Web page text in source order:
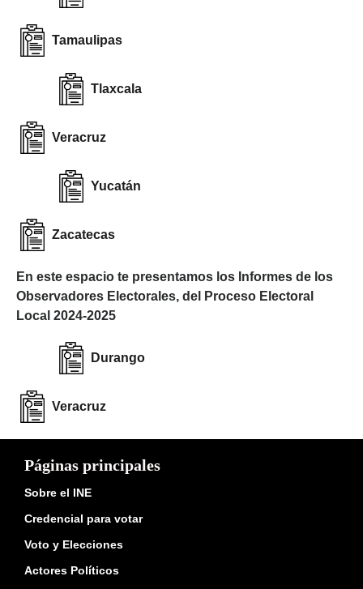
Tamaulipas
Tlaxcala
Veracruz
Yucatán
Zacatecas
En este espacio te presentamos los Informes de los
Observadores Electorales, del Proceso Electoral
Local 2024-2025
Durango
Veracruz
Páginas principales
Sobre el INE
Credencial para votar
Voto y Elecciones
Actores Políticos